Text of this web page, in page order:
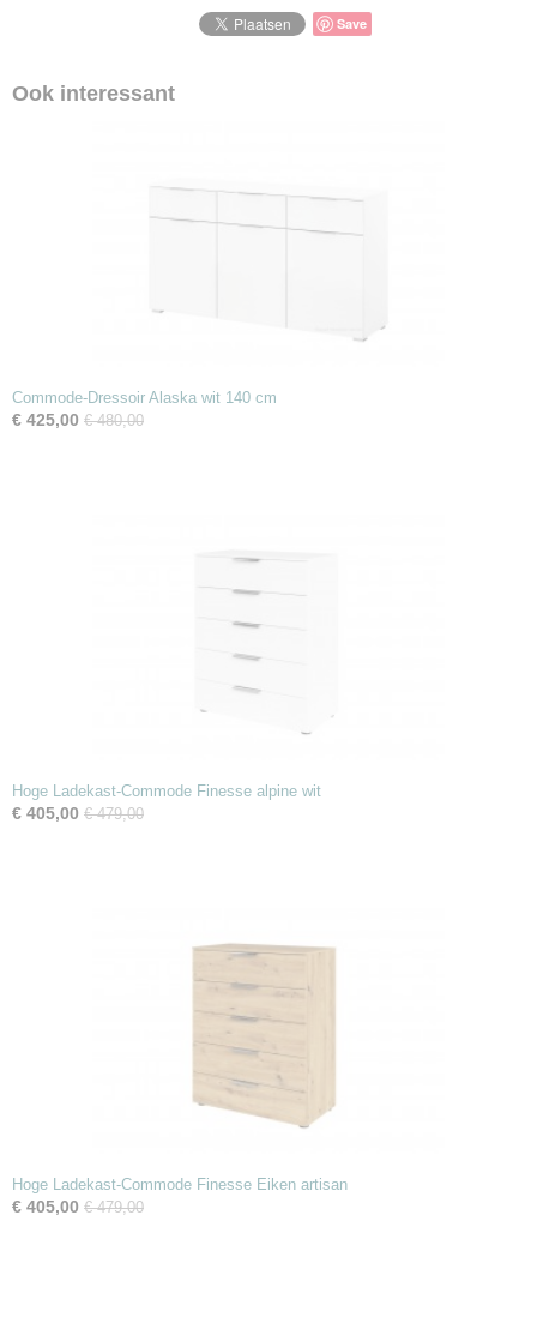
Save
Ook interessant
Commode-Dressoir Alaska wit 140 cm
€ 425,00 € 480,00
Hoge Ladekast-Commode Finesse alpine wit
€ 405,00 € 479,00
Hoge Ladekast-Commode Finesse Eiken artisan
€ 405,00 € 479,00